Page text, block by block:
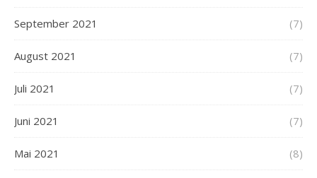
September 2021 (7)
August 2021 (7)
Juli 2021 (7)
Juni 2021 (7)
Mai 2021 (8)